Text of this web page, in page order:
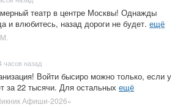
театр в центре Москвы! Однажды
и влюбитесь, назад дороги не будет. ещё
часов назад
Войти бысиро можно только, если у
за 22 тысячи. Для остальных ещё
Афиши-2026»